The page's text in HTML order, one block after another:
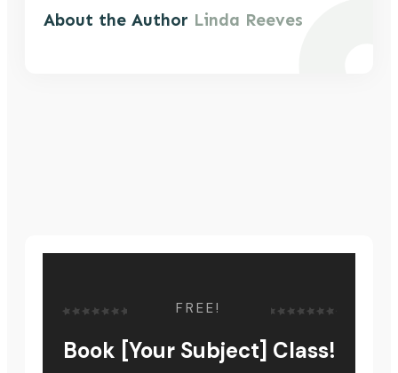
About the Author Linda Reeves
FREE!
Book [Your Subject] Class!